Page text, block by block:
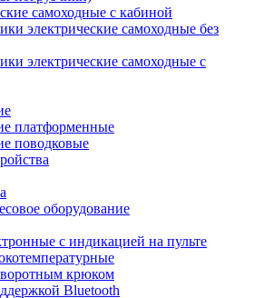
самоходные с кабиной
электрические самоходные без
электрические самоходные с
платформенные
поводковые
оборудование
с индикацией на пульте
крюком
Bluetooth